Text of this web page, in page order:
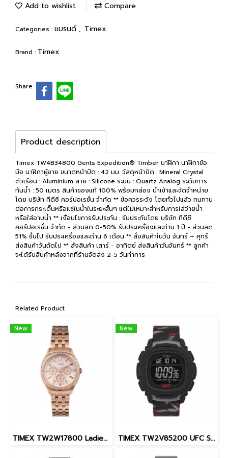
Add to wishlist Compare
Categories : แบรนด์ , Timex
Brand : Timex
Share
Product description
Timex TW4B34800 Gents Expedition® Timber นาฬิกา นาฬิกาข้อ
มือ นาฬิกาผู้ชาย ขนาดหน้าปัด : 42 มม. วัสดุหน้าปัด : Mineral Crystal
ตัวเรือน : Aluminium สาย : Silicone ระบบ : Quartz Analog ระดับการ
กันน้ำ : 50 เมตร สินค้าของแท้ 100% พร้อมกล่อง นำเข้าและจัดจำหน่าย
โดย บริษัท ทีดีซี คอร์ปอเรชั่น จำกัด ** ข้อควรระวัง โดยทั่วไปแล้ว ทนทาน
ต่อการกระเด็นหรือแช่ในน้ำในระยะสั้นๆ แต่ไม่เหมาะสำหรับการใส่ว่ายน้ำ
หรือใส่อาบน้ำ ** เงื่อนไขการรับประกัน : รับประกันโดย บริษัท ทีดีซี
คอร์ปอเรชั่น จำกัด - ส่วนลด 0-50% รับประเครื่องและถ่าน 1 ปี - ส่วนลด
51% ขึ้นไป รับประเครื่องและถ่าน 6 เดือน ** สั่งสินค้าในวัน จันทร์ – ศุกร์
ส่งสินค้าวันถัดไป ** สั่งสินค้า เสาร์ - อาทิตย์ ส่งสินค้าวันจันทร์ ** ลูกค้า
จะได้รับสินค้าหลังจากที่ร้านจัดส่ง 2-5 วันทำการ
Related Product
New
TIMEX TW2W17800 Ladies นาฬิกาข้อมือผู้หญิง สายสแตนเลส สีโรสโกลด์ หน้าปัด 36 มม.
New
TIMEX TW2V85200 UFC Street Shock XL Fight Week นาฬิกาข้อมือผู้ชาย สายซิลิโคน สีดำ หน้าปัด 45 มม.